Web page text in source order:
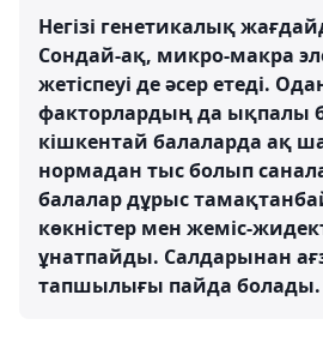
Негізі генетикалық
Сондай-ақ, микро-макра
жетіспеуі де әсер етеді.
факторлардың да ықпалы
кішкентай балаларда ақ
нормадан тыс болып
балалар дұрыс
көкністер мен жеміс-
ұнатпайды. Салдарынан
тапшылығы пайда болады.